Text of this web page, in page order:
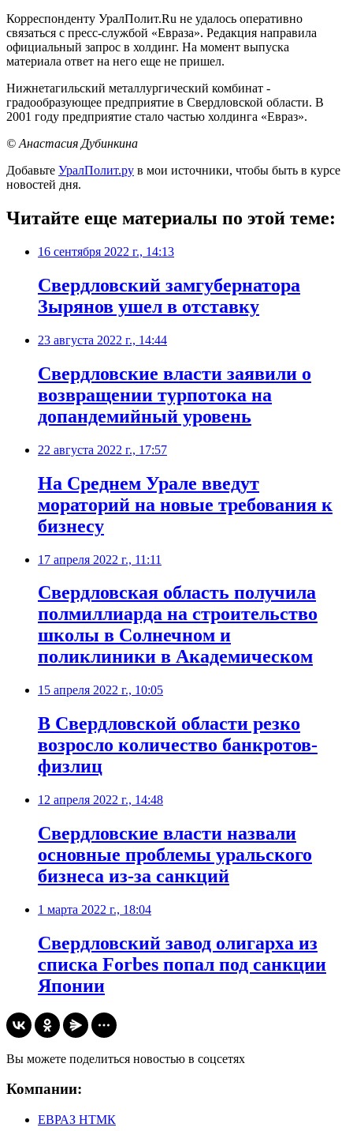
Корреспонденту УралПолит.Ru не удалось оперативно
связаться с пресс-службой «Евраза». Редакция направила
официальный запрос в холдинг. На момент выпуска
материала ответ на него еще не пришел.
Нижнетагильский металлургический комбинат -
градообразующее предприятие в Свердловской области. В
2001 году предприятие стало частью холдинга «Евраз».
© Анастасия Дубинкина
Добавьте УралПолит.ру в мои источники, чтобы быть в курсе
новостей дня.
Читайте еще материалы по этой теме:
16 сентября 2022 г., 14:13
​Свердловский замгубернатора
Зырянов ушел в отставку
23 августа 2022 г., 14:44
Свердловские власти заявили о
возвращении турпотока на
допандемийный уровень
22 августа 2022 г., 17:57
​На Среднем Урале введут
мораторий на новые требования к
бизнесу
17 апреля 2022 г., 11:11
Свердловская область получила
полмиллиарда на строительство
школы в Солнечном и
поликлиники в Академическом
15 апреля 2022 г., 10:05
В Свердловской области резко
возросло количество банкротов-
физлиц
12 апреля 2022 г., 14:48
Свердловские власти назвали
основные проблемы уральского
бизнеса из-за санкций
1 марта 2022 г., 18:04
Свердловский завод олигарха из
списка Forbes попал под санкции
Японии
Вы можете поделиться новостью в соцсетях
Компании:
ЕВРАЗ НТМК